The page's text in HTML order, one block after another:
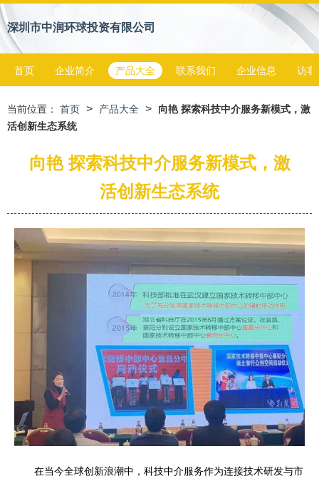
深圳市中润环球投资有限公司
首页 企业简介 产品大全 联系我们 企业信息 访客
当前位置： 首页 > 产品大全 >
向艳 探索科技中介服务新模式，激
活创新生态系统
向艳 探索科技中介服务新模式，激
活创新生态系统
在当今全球创新浪潮中，科技中介服务作为连接技术研发与市